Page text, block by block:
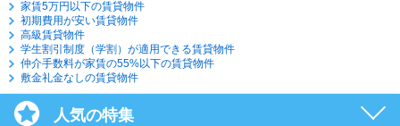
家賃5万円以下の賃貸物件
初期費用が安い賃貸物件
高級賃貸物件
学生割引制度（学割）が適用できる賃貸物件
仲介手数料が家賃の55%以下の賃貸物件
敷金礼金なしの賃貸物件
人気の特集